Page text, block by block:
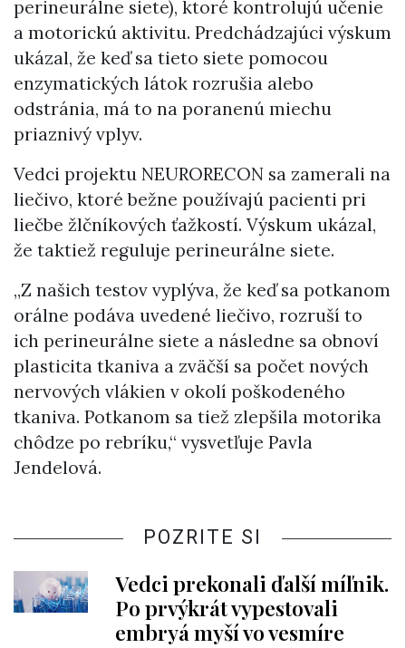
perineurálne siete), ktoré kontrolujú učenie
a motorickú aktivitu. Predchádzajúci výskum
ukázal, že keď sa tieto siete pomocou
enzymatických látok rozrušia alebo
odstránia, má to na poranenú miechu
priaznivý vplyv.
Vedci projektu NEURORECON sa zamerali na
liečivo, ktoré bežne používajú pacienti pri
liečbe žlčníkových ťažkostí. Výskum ukázal,
že taktiež reguluje perineurálne siete.
„Z našich testov vyplýva, že keď sa potkanom
orálne podáva uvedené liečivo, rozruší to
ich perineurálne siete a následne sa obnoví
plasticita tkaniva a zväčší sa počet nových
nervových vlákien v okolí poškodeného
tkaniva. Potkanom sa tiež zlepšila motorika
chôdze po rebríku,“ vysvetľuje Pavla
Jendelová.
POZRITE SI
Vedci prekonali ďalší míľnik.
Po prvýkrát vypestovali
embryá myší vo vesmíre